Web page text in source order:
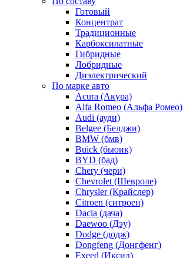
Готовый
Концентрат
Традиционные
Карбоксилатные
Гибридные
Лобридные
Диэлектрический
По марке авто
Acura (Акура)
Alfa Romeo (Альфа Ромео)
Audi (ауди)
Belgee (Белджи)
BMW (бмв)
Buick (бьюик)
BYD (бад)
Chery (чери)
Chevrolet (Шевроле)
Chrysler (Крайслер)
Citroen (ситроен)
Dacia (дача)
Daewoo (Дэу)
Dodge (додж)
Dongfeng (Донгфенг)
Exeed (Иксид)